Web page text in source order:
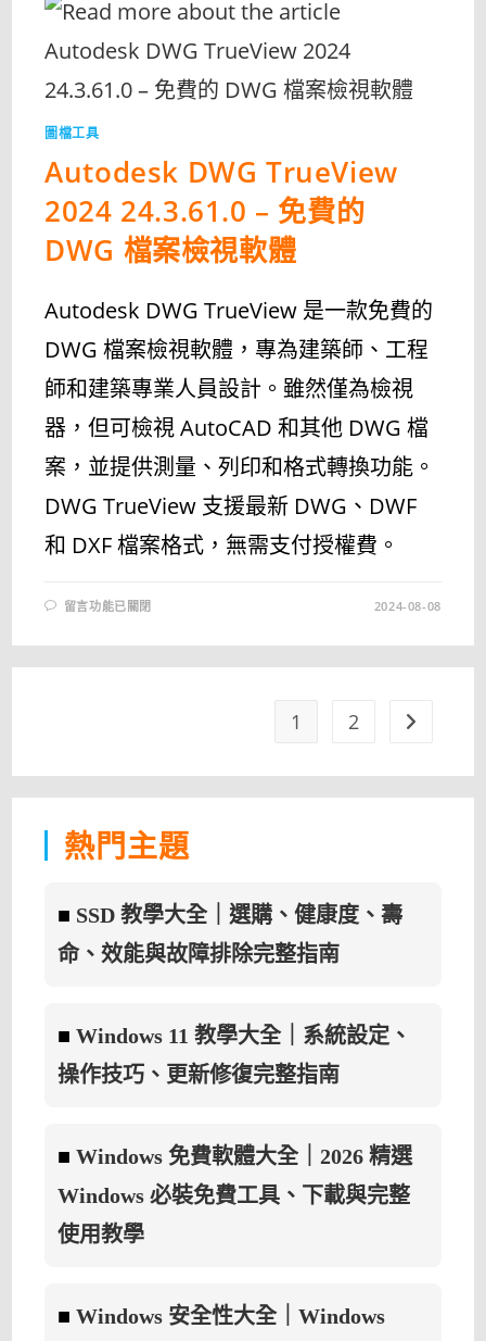
圖檔工具
Autodesk DWG TrueView
2024 24.3.61.0 – 免費的
DWG 檔案檢視軟體
Autodesk DWG TrueView 是一款免費的
DWG 檔案檢視軟體，專為建築師、工程
師和建築專業人員設計。雖然僅為檢視
器，但可檢視 AutoCAD 和其他 DWG 檔
案，並提供測量、列印和格式轉換功能。
DWG TrueView 支援最新 DWG、DWF
和 DXF 檔案格式，無需支付授權費。
在
〈AUTODESK
TRUEVIEW
案
視
體〉
中
留言功能已關閉 2024-08-08
1 2 Go to the
熱門主題
■ SSD 教學大全｜選購、健康度、壽
命、效能與故障排除完整指南
■Windows 11 教學大全｜系統設定、
操作技巧、更新修復完整指南
■Windows 免費軟體大全｜2026 精選
Windows 必裝免費工具、下載與完整
使用教學
■Windows 安全性大全｜Windows